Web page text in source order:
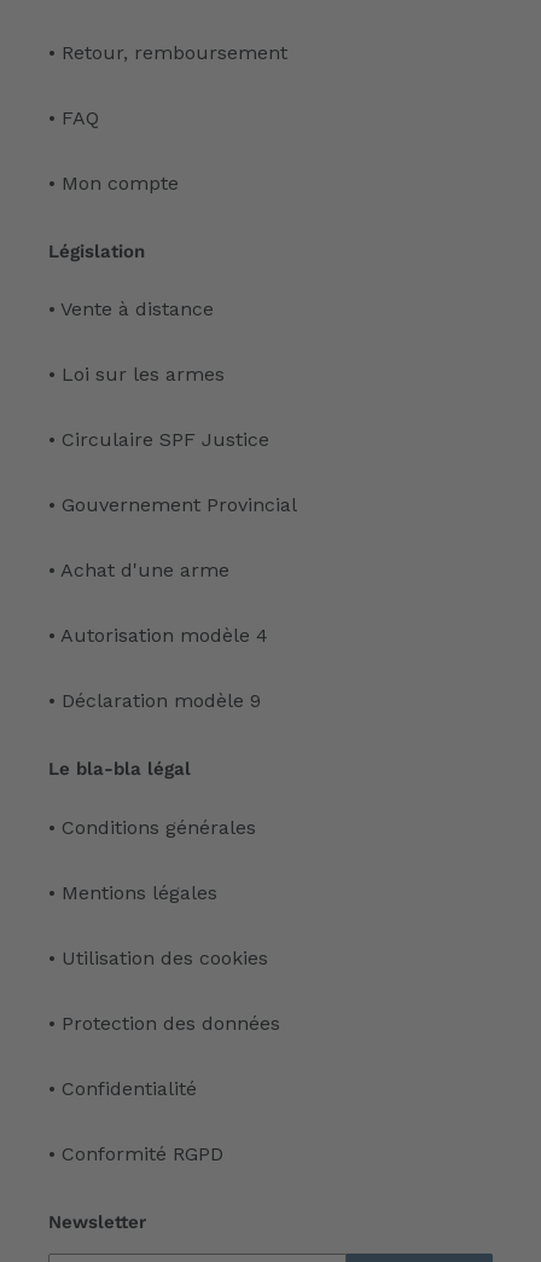
• Retour, remboursement
• FAQ
• Mon compte
Législation
• Vente à distance
• Loi sur les armes
• Circulaire SPF Justice
• Gouvernement Provincial
• Achat d'une arme
• Autorisation modèle 4
• Déclaration modèle 9
Le bla-bla légal
• Conditions générales
• Mentions légales
• Utilisation des cookies
• Protection des données
• Confidentialité
• Conformité RGPD
Newsletter